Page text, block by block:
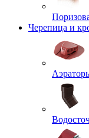
Черепица и